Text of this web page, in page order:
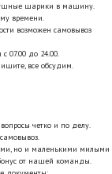
шарики в машину.
времени.
возможен самовывоз
07.00 до 24.00.
все обсудим.
четко и по делу.
но и маленькими милыми
от нашей команды.